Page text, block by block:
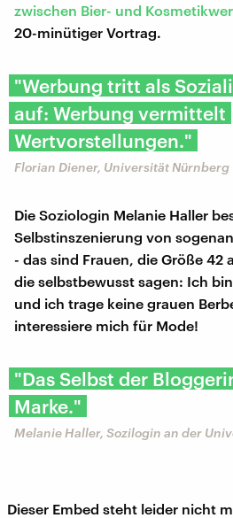
zwischen Bier- und
20-minütiger Vortrag.
"Werbung tritt als
auf: Werbung vermittelt
Wertvorstellungen."
Florian Diener, Universität Nürnberg
Die Soziologin Melanie Haller
Selbstinszenierung von
- das sind Frauen, die Größe 42
die selbstbewusst sagen: Ich
und ich trage keine grauen
interessiere mich für Mode!
"Das Selbst der
Marke."
Melanie Haller, Sozilogin an der
Dieser Embed steht leider nicht